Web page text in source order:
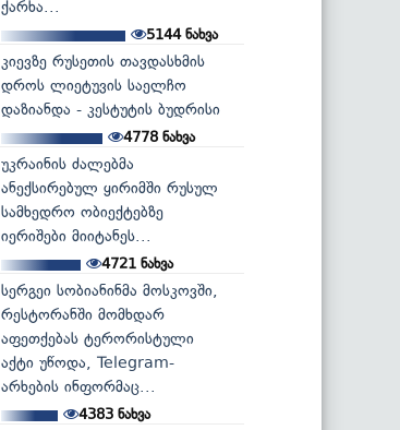
ქარხა...
5144ნახვა
კიევზე რუსეთის თავდასხმის
დროს ლიეტუვის საელჩო
დაზიანდა - კესტუტის ბუდრისი
4778 ნახვა
უკრაინის ძალებმა
ანექსირებულ ყირიმში რუსულ
სამხედრო ობიექტებზე
იერიშები მიიტანეს...
4721ნახვა
სერგეი სობიანინმა მოსკოვში,
რესტორანში მომხდარ
აფეთქებას ტერორისტული
აქტი უწოდა, Telegram-
არხების ინფორმაც...
4383ნახვა